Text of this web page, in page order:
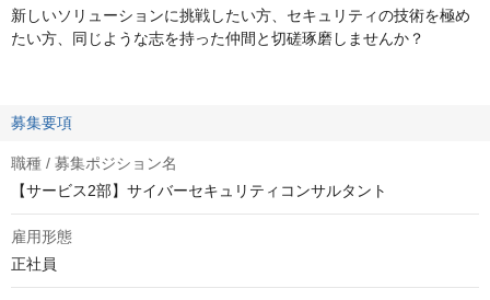
新しいソリューションに挑戦したい方、セキュリティの技術を極め
たい方、同じような志を持った仲間と切磋琢磨しませんか？
募集要項
職種 / 募集ポジション名
【サービス2部】サイバーセキュリティコンサルタント
雇用形態
正社員